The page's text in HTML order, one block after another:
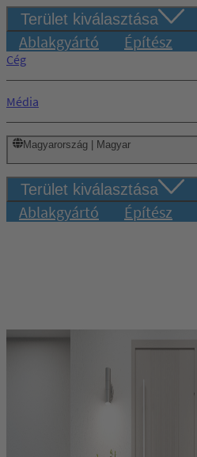
Terület kiválasztása
Ablakgyártó Építész
Cég
Média
Magyarország | Magyar
Terület kiválasztása
Ablakgyártó Építész